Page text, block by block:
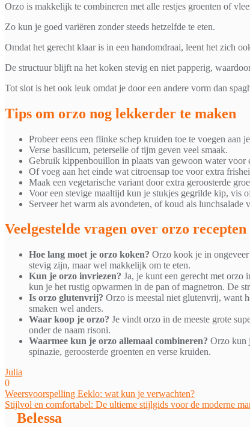
Orzo is makkelijk te combineren met alle restjes groenten of
Zo kun je goed variëren zonder steeds hetzelfde te eten.
Omdat het gerecht klaar is in een handomdraai, leent het zich
De structuur blijft na het koken stevig en niet papperig,
Tot slot is het ook leuk omdat je door een andere vorm dan
Tips om orzo nog lekkerder te maken
Probeer eens een flinke schep kruiden toe te voegen aan
Verse basilicum, peterselie of tijm geven veel smaak.
Gebruik kippenbouillon in plaats van gewoon water voor
Of voeg aan het einde wat citroensap toe voor extra
Maak een vegetarische variant door extra geroosterde
Voor een stevige maaltijd kun je stukjes gegrilde kip, vis
Serveer het warm als avondeten, of koud als lunchsalade
Veelgestelde vragen over orzo recepten
Hoe lang moet je orzo koken? Orzo kook je in
stevig zijn, maar wel makkelijk om te eten.
Kun je orzo invriezen? Ja, je kunt een gerecht met orzo
kun je het rustig opwarmen in de pan of magnetron. De
Is orzo glutenvrij? Orzo is meestal niet glutenvrij, want
smaken wel anders.
Waar koop je orzo? Je vindt orzo in de meeste grote
onder de naam risoni.
Waarmee kun je orzo allemaal combineren? Orzo kun
spinazie, geroosterde groenten en verse kruiden.
Julia
0
Bericht
navigatie
Weersvoorspelling Eeklo: wat kun je verwachten?
Stijlvol en comfortabel: De ultieme stijlgids voor de moderne
Belessa